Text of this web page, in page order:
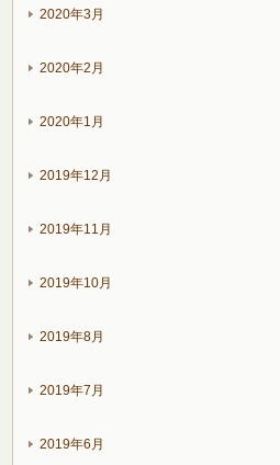
2020年3月
2020年2月
2020年1月
2019年12月
2019年11月
2019年10月
2019年8月
2019年7月
2019年6月